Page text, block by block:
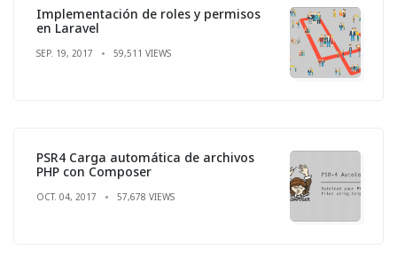
Implementación de roles y permisos
en Laravel
SEP. 19, 2017 59,511 VIEWS
PSR4 Carga automática de archivos
PHP con Composer
OCT. 04, 2017 57,678 VIEWS